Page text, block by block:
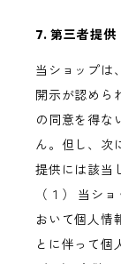
7. 第三者提供
当ショップは
開示が認めら
の同意を得な
ん。但し、次
提供には該当
（１） 当シ
おいて個人情
とに伴って個